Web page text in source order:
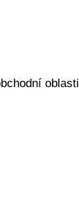
oblasti